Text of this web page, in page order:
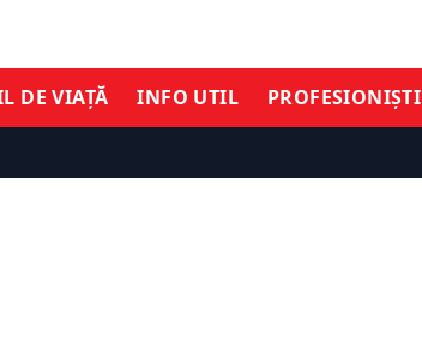
DE VIAȚĂ INFO UTIL PROFESIONIȘTI